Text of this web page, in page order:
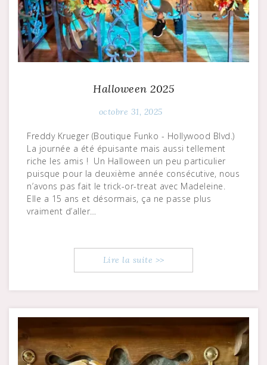
Halloween 2025
octobre 31, 2025
Freddy Krueger (Boutique Funko - Hollywood Blvd.)
La journée a été épuisante mais aussi tellement
riche les amis ! Un Halloween un peu particulier
puisque pour la deuxième année consécutive, nous
n’avons pas fait le trick-or-treat avec Madeleine.
Elle a 15 ans et désormais, ça ne passe plus
vraiment d’aller…
Lire la suite >>